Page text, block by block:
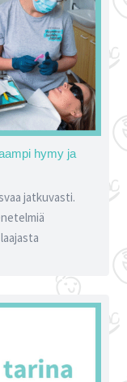
hymy ja
jatkuvasti.